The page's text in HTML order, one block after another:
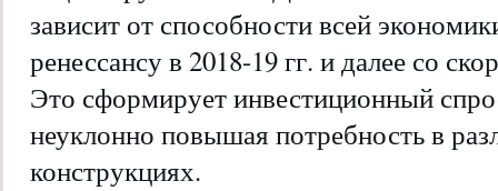
зависит от способности всей
ренессансу в 2018-19 гг. и далее со
Это сформирует инвестиционный
неуклонно повышая потребность в
конструкциях.